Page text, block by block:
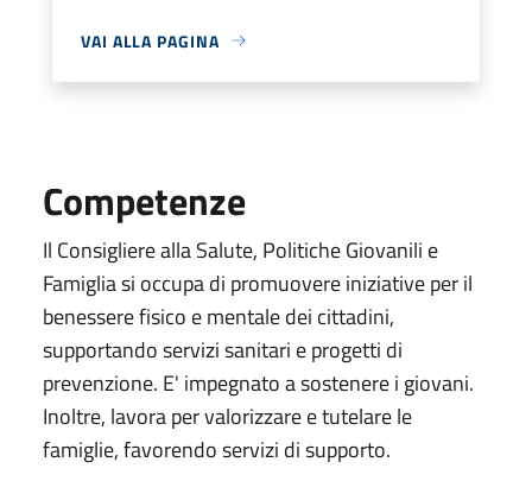
VAI ALLA PAGINA
Competenze
Il Consigliere alla Salute, Politiche Giovanili e
Famiglia si occupa di promuovere iniziative per il
benessere fisico e mentale dei cittadini,
supportando servizi sanitari e progetti di
prevenzione. E' impegnato a sostenere i giovani.
Inoltre, lavora per valorizzare e tutelare le
famiglie, favorendo servizi di supporto.